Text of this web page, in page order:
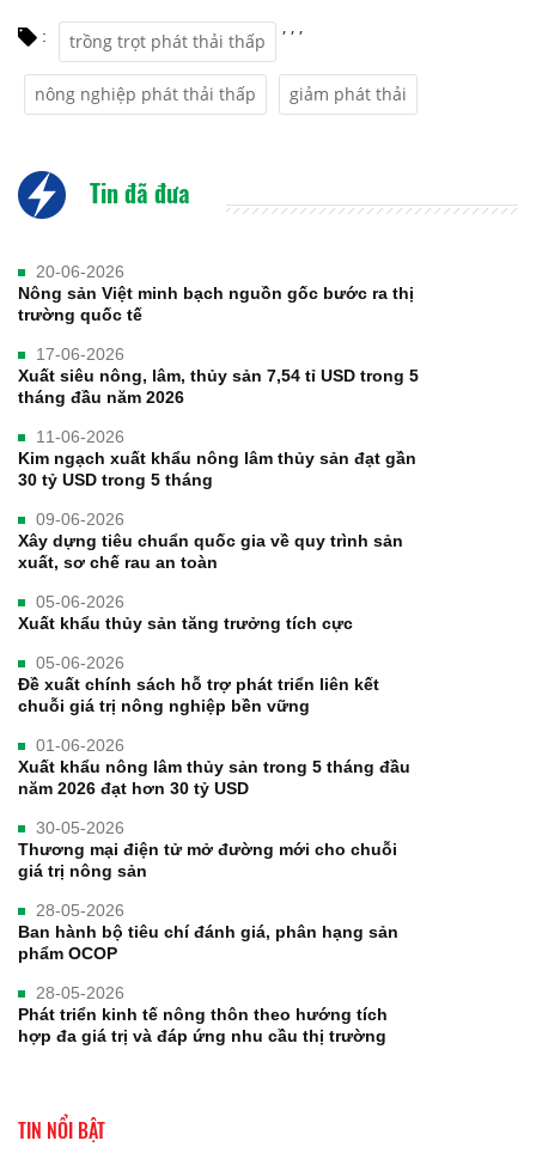
: trồng trọt phát thải thấp
,
nông nghiệp phát thải thấp
,
giảm phát thải
,
Tin đã đưa
20-06-2026
Nông sản Việt minh bạch nguồn gốc bước ra thị
trường quốc tế
17-06-2026
Xuất siêu nông, lâm, thủy sản 7,54 tỉ USD trong 5
tháng đầu năm 2026
11-06-2026
Kim ngạch xuất khẩu nông lâm thủy sản đạt gần
30 tỷ USD trong 5 tháng
09-06-2026
Xây dựng tiêu chuẩn quốc gia về quy trình sản
xuất, sơ chế rau an toàn
05-06-2026
Xuất khẩu thủy sản tăng trưởng tích cực
05-06-2026
Đề xuất chính sách hỗ trợ phát triển liên kết
chuỗi giá trị nông nghiệp bền vững
01-06-2026
Xuất khẩu nông lâm thủy sản trong 5 tháng đầu
năm 2026 đạt hơn 30 tỷ USD
30-05-2026
Thương mại điện tử mở đường mới cho chuỗi
giá trị nông sản
28-05-2026
Ban hành bộ tiêu chí đánh giá, phân hạng sản
phẩm OCOP
28-05-2026
Phát triển kinh tế nông thôn theo hướng tích
hợp đa giá trị và đáp ứng nhu cầu thị trường
TIN NỔI BẬT